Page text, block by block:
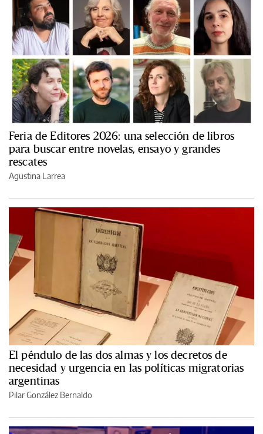
Feria de Editores 2026: una selección de libros
para buscar entre novelas, ensayo y grandes
rescates
Agustina Larrea
El péndulo de las dos almas y los decretos de
necesidad y urgencia en las políticas migratorias
argentinas
Pilar González Bernaldo